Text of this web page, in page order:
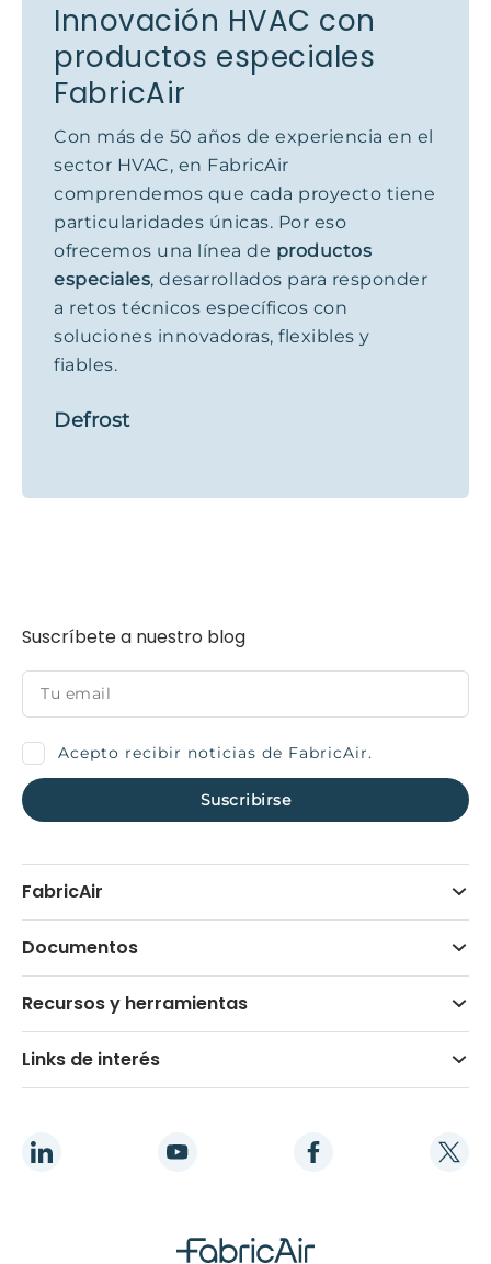
Innovación HVAC con
productos especiales
FabricAir
Con más de 50 años de experiencia en el
sector HVAC, en FabricAir
comprendemos que cada proyecto tiene
particularidades únicas. Por eso
ofrecemos una línea de productos
especiales, desarrollados para responder
a retos técnicos específicos con
soluciones innovadoras, flexibles y
fiables.
Defrost
FabricAir
Documentos
Recursos y herramientas
Links de interés
Suscríbete a nuestro blog
Acepto recibir noticias de FabricAir.